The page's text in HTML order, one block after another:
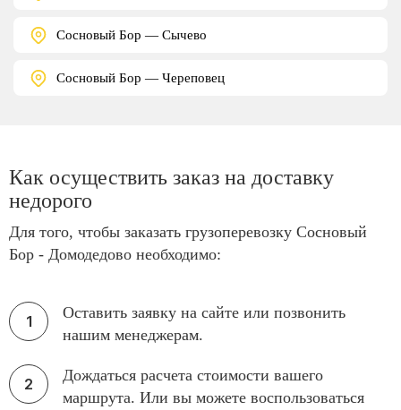
Сосновый Бор — Сычево
Сосновый Бор — Череповец
Как осуществить заказ на доставку
недорого
Для того, чтобы заказать грузоперевозку Сосновый
Бор - Домодедово необходимо:
Оставить заявку на сайте или позвонить
нашим менеджерам.
Дождаться расчета стоимости вашего
маршрута. Или вы можете воспользоваться